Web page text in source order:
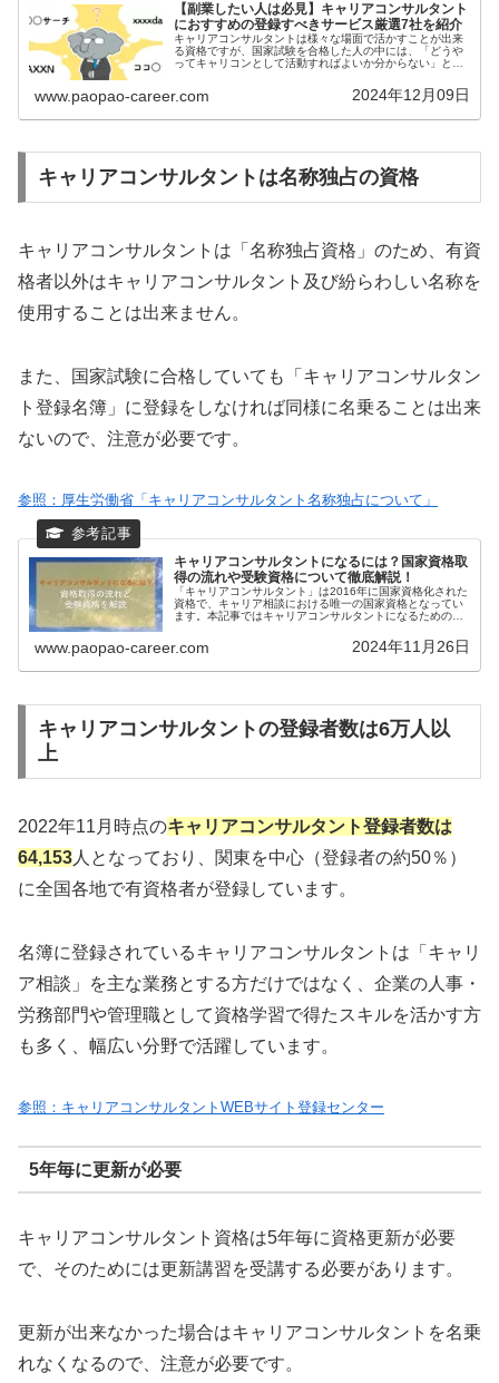
【副業したい人は必見】キャリアコンサルタント
におすすめの登録すべきサービス厳選7社を紹介
キャリアコンサルタントは様々な場面で活かすことが出来
る資格ですが、国家試験を合格した人の中には、「どうや
ってキャリコンとして活動すればよいか分からない」とい
格を副業で活かしたい方にオススメ...
www.paopao-career.com 2024年12月09日
キャリアコンサルタントは名称独占の資格
キャリアコンサルタントは「名称独占資格」のため、有資
格者以外はキャリアコンサルタント及び紛らわしい名称を
使用することは出来ません。
また、国家試験に合格していても「キャリアコンサルタン
ト登録名簿」に登録をしなければ同様に名乗ることは出来
ないので、注意が必要です。
参照：厚生労働省「キャリアコンサルタント名称独占について」
キャリアコンサルタントになるには？国家資格取
得の流れや受験資格について徹底解説！
「キャリアコンサルタント」は2016年に国家資格化された
資格で、キャリア相談における唯一の国家資格となってい
ます。本記事ではキャリアコンサルタントになるための受
www.paopao-career.com 2024年11月26日
キャリアコンサルタントの登録者数は6万人以
上
2022年11月時点のキャリアコンサルタント登録者数は
64,153 人となっており、関東を中心（登録者の約50％）
に全国各地で有資格者が登録しています。
名簿に登録されているキャリアコンサルタントは「キャリ
ア相談」を主な業務とする方だけではなく、企業の人事・
労務部門や管理職として資格学習で得たスキルを活かす方
も多く、幅広い分野で活躍しています。
参照：キャリアコンサルタントWEBサイト登録センター
5年毎に更新が必要
キャリアコンサルタント資格は5年毎に資格更新が必要
で、そのためには更新講習を受講する必要があります。
更新が出来なかった場合はキャリアコンサルタントを名乗
れなくなるので、注意が必要です。